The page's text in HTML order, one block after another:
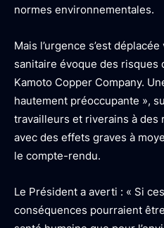
normes environnementales.
Mais l’urgence s’est
sanitaire évoque des risques
Kamoto Copper Company.
hautement préoccupante »,
travailleurs et riverains à des
avec des effets graves à
le compte-rendu.
Le Président a averti : « Si
conséquences pourraient